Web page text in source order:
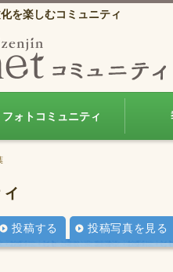
を楽しむコミュニティ
フォトコミュニティ
投稿する 投稿写真を見る